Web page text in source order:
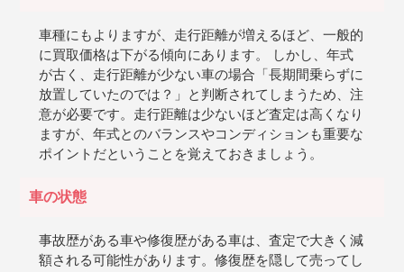
車種にもよりますが、走行距離が増えるほど、一般的
に買取価格は下がる傾向にあります。 しかし、年式
が古く、走行距離が少ない車の場合「長期間乗らずに
放置していたのでは？」と判断されてしまうため、注
意が必要です。走行距離は少ないほど査定は高くなり
ますが、年式とのバランスやコンディションも重要な
ポイントだということを覚えておきましょう。
車の状態
事故歴がある車や修復歴がある車は、査定で大きく減
額される可能性があります。修復歴を隠して売ってし